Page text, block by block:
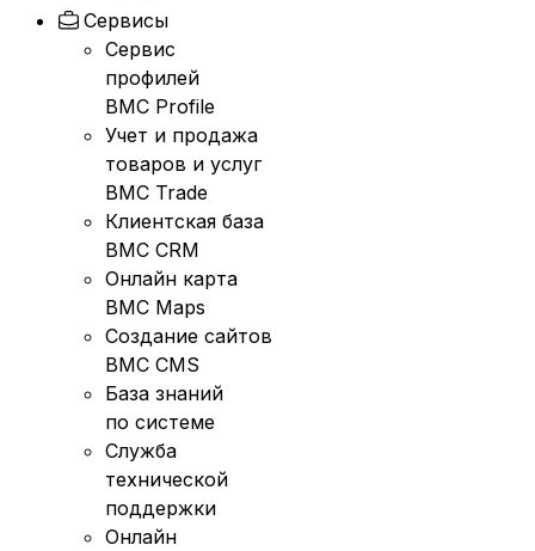
Сервисы
Сервис
профилей
BMC Profile
Учет и продажа
товаров и услуг
BMC Trade
Клиентская база
BMC CRM
Онлайн карта
BMC Maps
Создание сайтов
BMC CMS
База знаний
по системе
Служба
технической
поддержки
Онлайн